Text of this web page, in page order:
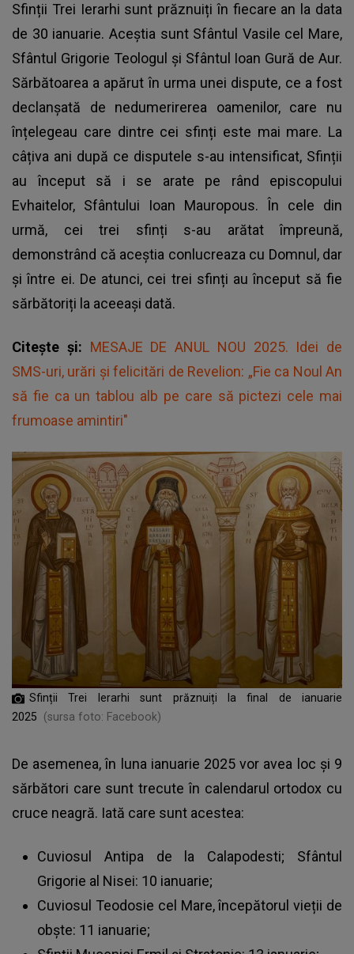
Sfinții Trei Ierarhi sunt prăznuiți în fiecare an la data
de 30 ianuarie. Aceștia sunt Sfântul Vasile cel Mare,
Sfântul Grigorie Teologul și Sfântul Ioan Gură de Aur.
Sărbătoarea a apărut în urma unei dispute, ce a fost
declanșată de nedumerirerea oamenilor, care nu
înțelegeau care dintre cei sfinți este mai mare. La
câțiva ani după ce disputele s-au intensificat, Sfinții
au început să i se arate pe rând episcopului
Evhaitelor, Sfântului Ioan Mauropous. În cele din
urmă, cei trei sfinți s-au arătat împreună,
demonstrând că aceștia conlucreaza cu Domnul, dar
și între ei. De atunci, cei trei sfinți au început să fie
sărbătoriți la aceeași dată.
Citește și: MESAJE DE ANUL NOU 2025. Idei de
SMS-uri, urări şi felicitări de Revelion: „Fie ca Noul An
să fie ca un tablou alb pe care să pictezi cele mai
frumoase amintiri"
Sfinții Trei Ierarhi sunt prăznuiți la final de ianuarie
2025
(sursa foto: Facebook)
De asemenea, în luna ianuarie 2025 vor avea loc și 9
sărbători care sunt trecute în calendarul ortodox cu
cruce neagră. Iată care sunt acestea:
Cuviosul Antipa de la Calapodesti; Sfântul
Grigorie al Nisei: 10 ianuarie;
Cuviosul Teodosie cel Mare, începătorul vieții de
obște: 11 ianuarie;